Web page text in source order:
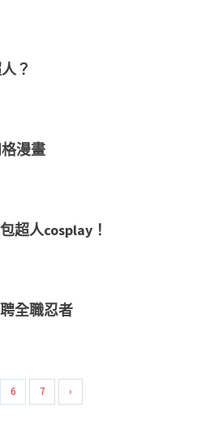
？
漫畫
超人cosplay！
全職忍者
6 7 ›